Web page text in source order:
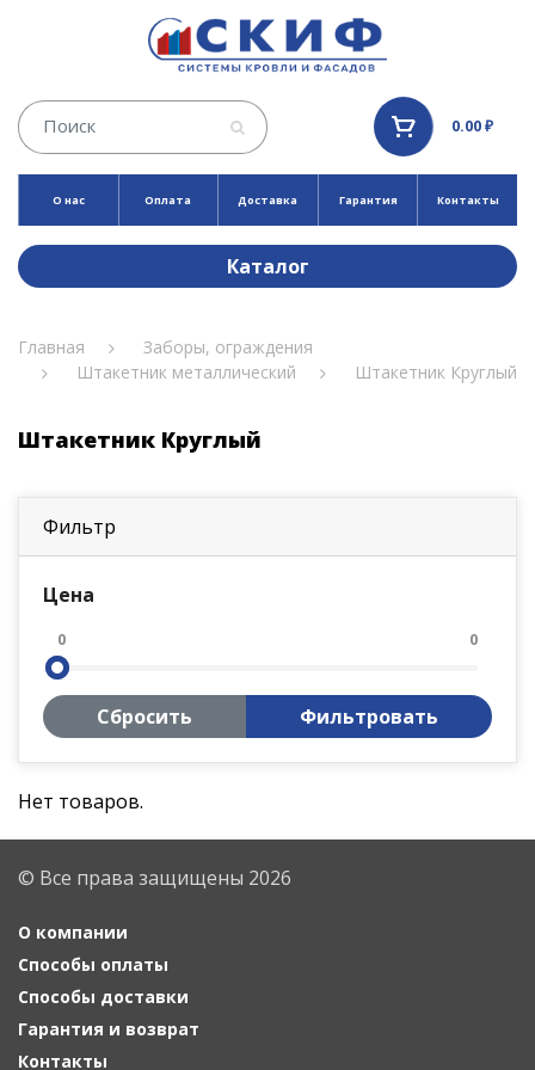
0.00 ₽
О нас Оплата Доставка Гарантия Контакты
Каталог
Главная
Заборы, ограждения
Штакетник металлический
Штакетник Круглый
Штакетник Круглый
Фильтр
Цена
0 0
Сбросить Фильтровать
Нет товаров.
© Все права защищены 2026
О компании
Способы оплаты
Способы доставки
Гарантия и возврат
Контакты